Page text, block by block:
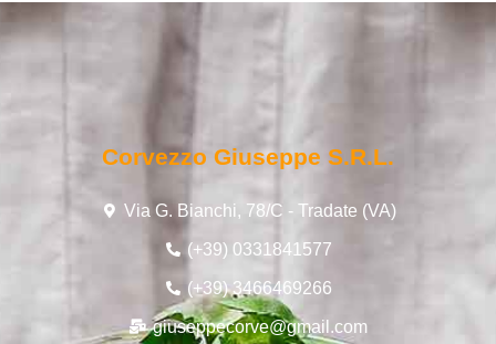
Corvezzo Giuseppe S.r.l.
Via G. Bianchi, 78/C - Tradate (VA)
(+39) 0331841577
(+39) 3466469266
giuseppecorve@gmail.com